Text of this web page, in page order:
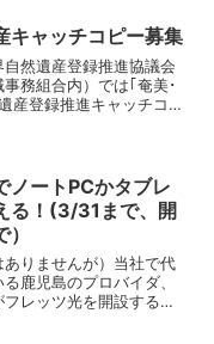
能な限り掲...
キャッチコピー募集
然遺産登録推進協議会
事務組合内）では｢奄美･
産登録推進キャッチコピ
ノートPCかタブレ
る！(3/31まで、開
ありませんが）当社で代
鹿児島のプロバイダ、
レッツ光を開設すると